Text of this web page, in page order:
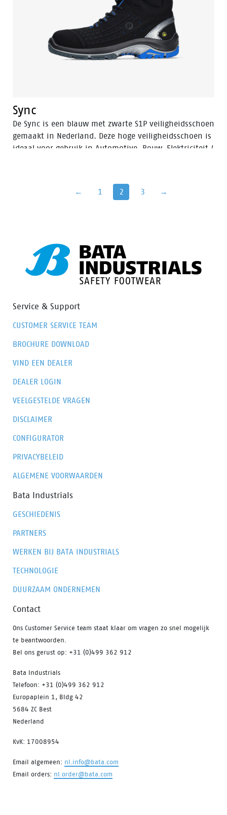
Sync
De Sync is een blauw met zwarte S1P veiligheidsschoen
gemaakt in Nederland. Deze hoge veiligheidsschoen is
ideaal voor gebruik in Automotive, Bouw, Elektriciteit /
← 1 2 3 →
Service & Support
CUSTOMER SERVICE TEAM
BROCHURE DOWNLOAD
VIND EEN DEALER
DEALER LOGIN
VEELGESTELDE VRAGEN
DISCLAIMER
CONFIGURATOR
PRIVACYBELEID
ALGEMENE VOORWAARDEN
Bata Industrials
GESCHIEDENIS
PARTNERS
WERKEN BIJ BATA INDUSTRIALS
TECHNOLOGIE
DUURZAAM ONDERNEMEN
Contact
Ons Customer Service team staat klaar om vragen zo snel mogelijk
te beantwoorden.
Bel ons gerust op: +31 (0)499 362 912
Bata Industrials
Telefoon: +31 (0)499 362 912
Europaplein 1, Bldg 42
5684 ZC Best
Nederland
KvK: 17008954
Email algemeen: nl.info@bata.com
Email orders: nl.order@bata.com